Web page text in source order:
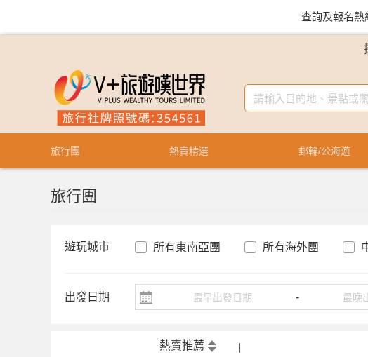
查詢及報名熱
旅行團 熱賣精選 郵輪/公海遊
旅行團
遊玩城市 所有東南亞團 所有海外團
出發日期 -
熱賣推薦